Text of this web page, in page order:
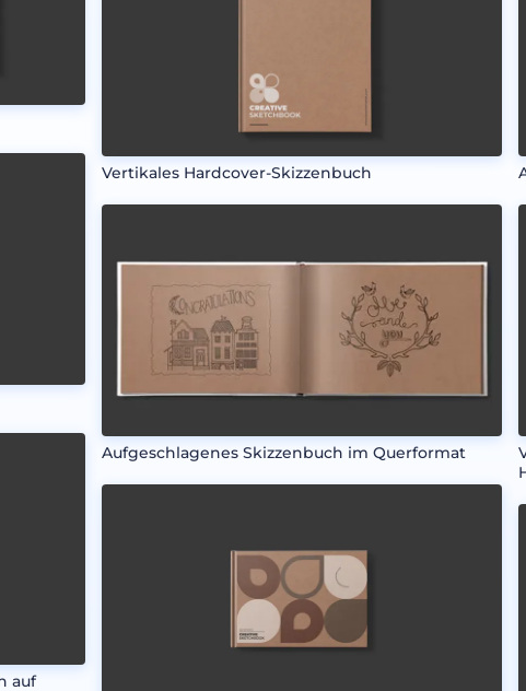
auf
Vertikales Hardcover-Skizzenbuch
Aufgeschlagenes Skizzenbuch im Querformat